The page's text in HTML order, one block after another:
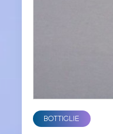
BOTTIGLIE